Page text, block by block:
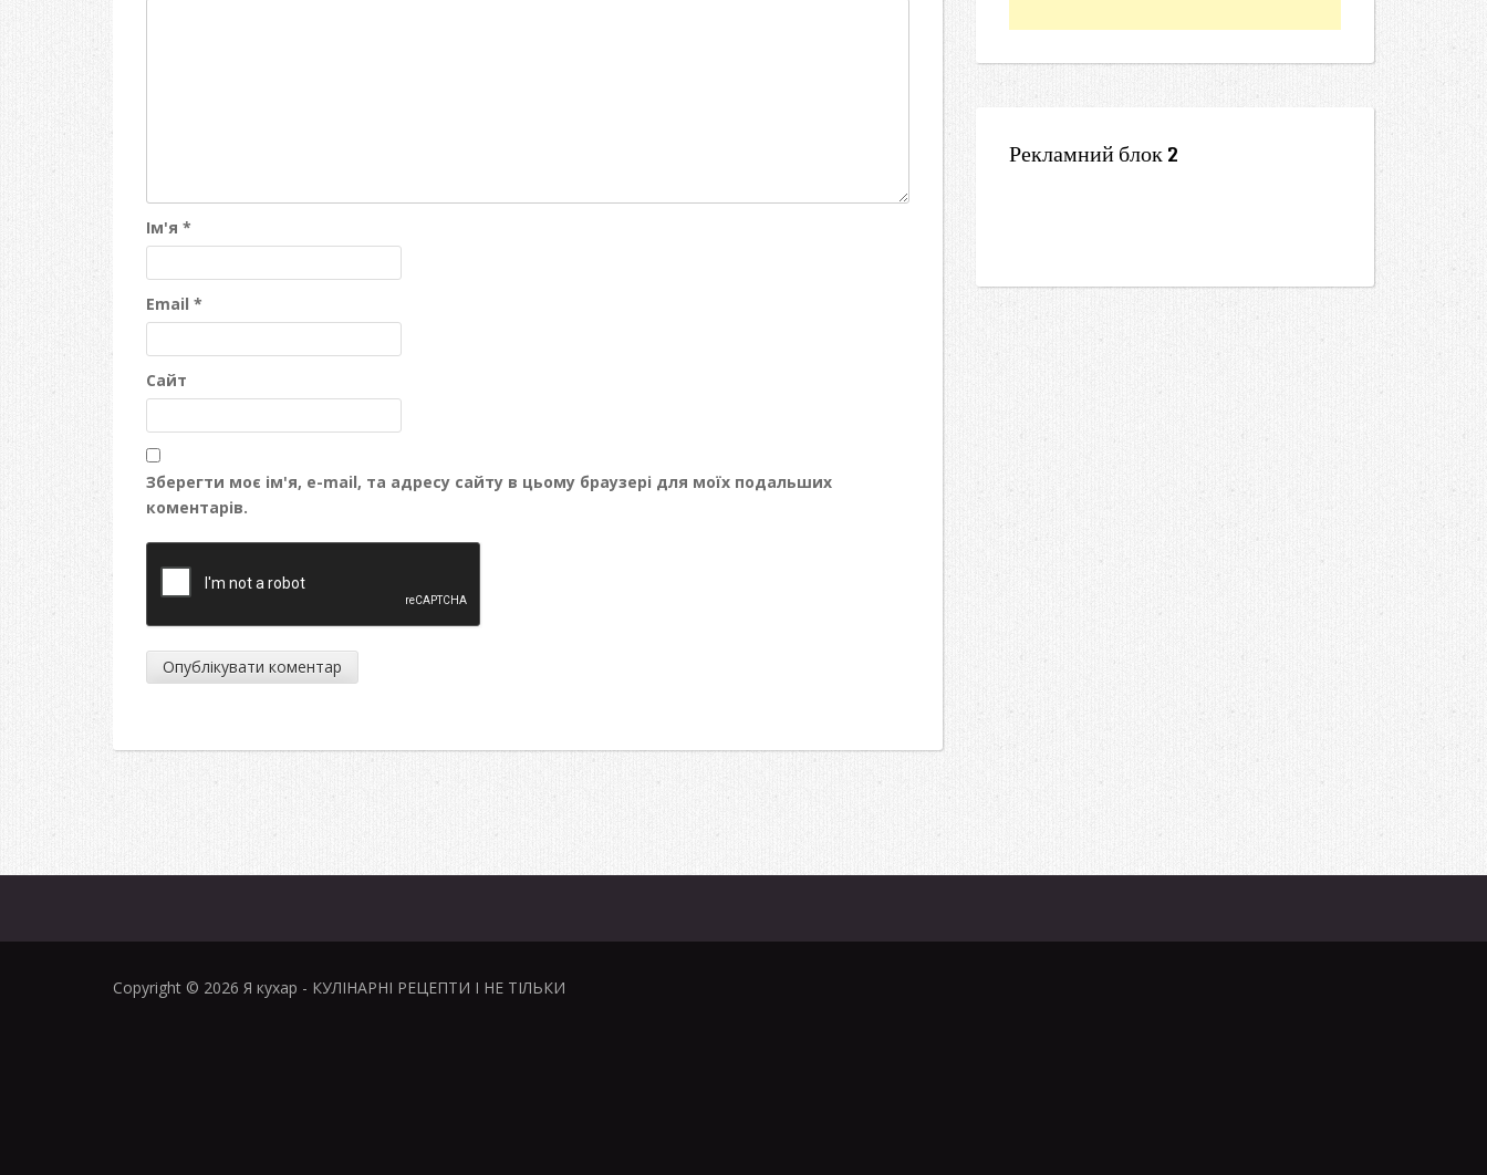
Ім'я *
Email *
Сайт
Зберегти моє ім'я, e-mail, та адресу сайту в цьому браузері для моїх подальших
коментарів.
Рекламний блок 2
Copyright © 2026 Я кухар - КУЛІНАРНІ РЕЦЕПТИ І НЕ ТІЛЬКИ